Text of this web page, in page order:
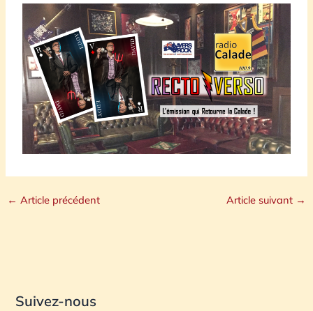
← Article précédent Article suivant →
Suivez-nous